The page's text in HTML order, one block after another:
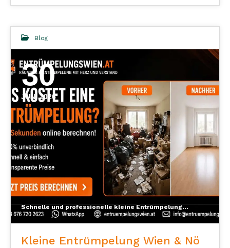
Blog
Schnelle und professionelle kleine Entrümpelung in Wien und Nö mit klaren Kosten, kostenloser Besichtigung und kurzfristigen Terminen.
30
JUNI 2026
Kleine Entrümpelung Wien & Nö